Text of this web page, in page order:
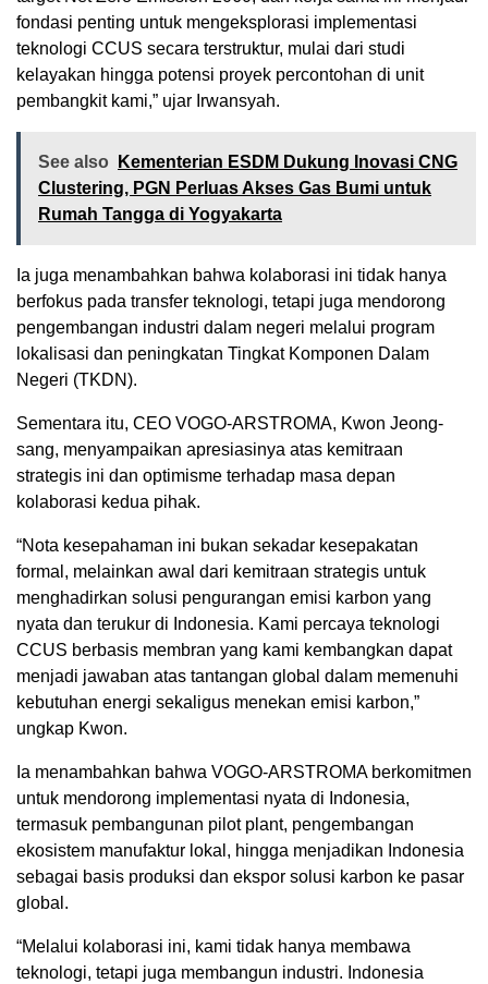
fondasi penting untuk mengeksplorasi implementasi
teknologi CCUS secara terstruktur, mulai dari studi
kelayakan hingga potensi proyek percontohan di unit
pembangkit kami,” ujar Irwansyah.
See also
Kementerian ESDM Dukung Inovasi CNG
Clustering, PGN Perluas Akses Gas Bumi untuk
Rumah Tangga di Yogyakarta
Ia juga menambahkan bahwa kolaborasi ini tidak hanya
berfokus pada transfer teknologi, tetapi juga mendorong
pengembangan industri dalam negeri melalui program
lokalisasi dan peningkatan Tingkat Komponen Dalam
Negeri (TKDN).
Sementara itu, CEO VOGO-ARSTROMA, Kwon Jeong-
sang, menyampaikan apresiasinya atas kemitraan
strategis ini dan optimisme terhadap masa depan
kolaborasi kedua pihak.
“Nota kesepahaman ini bukan sekadar kesepakatan
formal, melainkan awal dari kemitraan strategis untuk
menghadirkan solusi pengurangan emisi karbon yang
nyata dan terukur di Indonesia. Kami percaya teknologi
CCUS berbasis membran yang kami kembangkan dapat
menjadi jawaban atas tantangan global dalam memenuhi
kebutuhan energi sekaligus menekan emisi karbon,”
ungkap Kwon.
Ia menambahkan bahwa VOGO-ARSTROMA berkomitmen
untuk mendorong implementasi nyata di Indonesia,
termasuk pembangunan pilot plant, pengembangan
ekosistem manufaktur lokal, hingga menjadikan Indonesia
sebagai basis produksi dan ekspor solusi karbon ke pasar
global.
“Melalui kolaborasi ini, kami tidak hanya membawa
teknologi, tetapi juga membangun industri. Indonesia